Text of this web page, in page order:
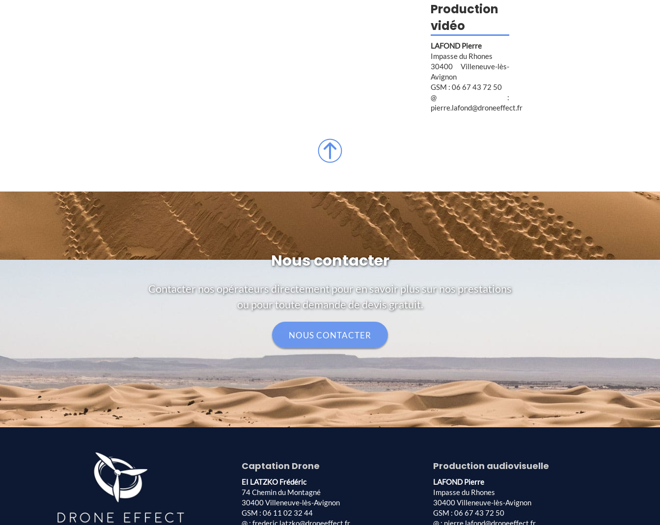
Production
vidéo
LAFOND Pierre
Impasse du Rhones
30400 Villeneuve-lès-
Avignon
GSM : 06 67 43 72 50
@ :
pierre.lafond@droneeffect.fr
Nous contacter
Contacter nos opérateurs directement pour en savoir plus sur nos prestations
ou pour toute demande de devis gratuit.
NOUS CONTACTER
Captation Drone
EI LATZKO Frédéric
74 Chemin du Montagné
30400 Villeneuve-lès-Avignon
GSM : 06 11 02 32 44
@ : frederic.latzko@droneeffect.fr
Production audiovisuelle
LAFOND Pierre
Impasse du Rhones
30400 Villeneuve-lès-Avignon
GSM : 06 67 43 72 50
@ : pierre.lafond@droneeffect.fr